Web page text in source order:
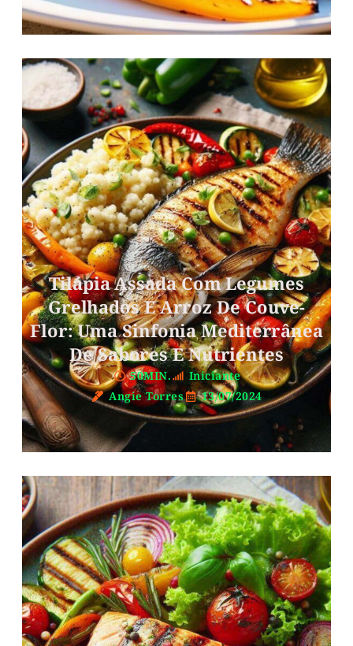
Tilápia Assada Com Legumes
Grelhados E Arroz De Couve-
Flor: Uma Sinfonia Mediterrânea
De Sabores E Nutrientes
50MIN.
Iniciante
Angie Torres
13/07/2024